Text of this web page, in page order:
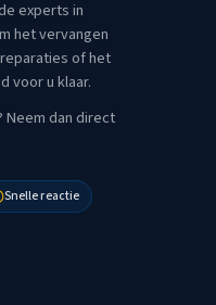
experts in
het vervangen
of het
voor u klaar.
Neem dan direct
Snelle reactie